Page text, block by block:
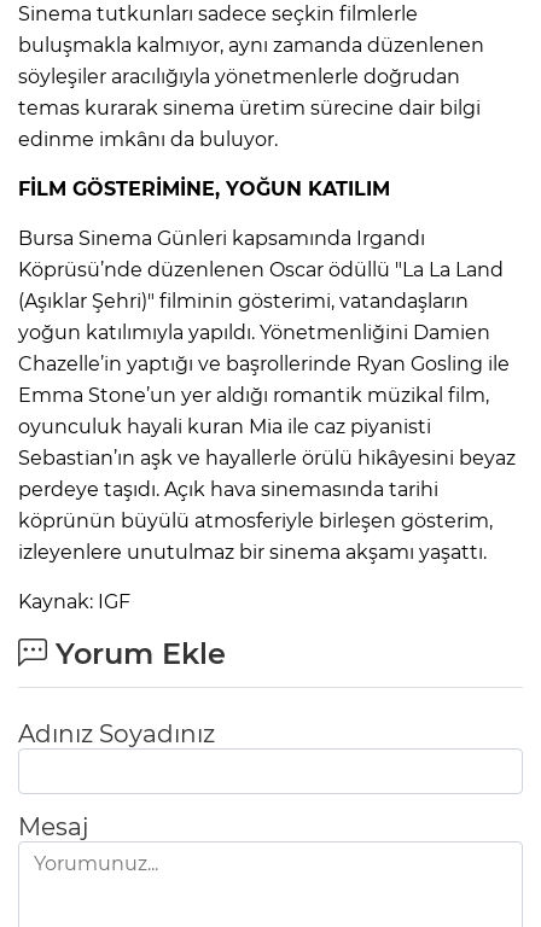
Sinema tutkunları sadece seçkin filmlerle
buluşmakla kalmıyor, aynı zamanda düzenlenen
söyleşiler aracılığıyla yönetmenlerle doğrudan
temas kurarak sinema üretim sürecine dair bilgi
edinme imkânı da buluyor.
FİLM GÖSTERİMİNE, YOĞUN KATILIM
Bursa Sinema Günleri kapsamında Irgandı
Köprüsü’nde düzenlenen Oscar ödüllü "La La Land
(Aşıklar Şehri)" filminin gösterimi, vatandaşların
yoğun katılımıyla yapıldı. Yönetmenliğini Damien
Chazelle’in yaptığı ve başrollerinde Ryan Gosling ile
Emma Stone’un yer aldığı romantik müzikal film,
oyunculuk hayali kuran Mia ile caz piyanisti
Sebastian’ın aşk ve hayallerle örülü hikâyesini beyaz
perdeye taşıdı. Açık hava sinemasında tarihi
köprünün büyülü atmosferiyle birleşen gösterim,
izleyenlere unutulmaz bir sinema akşamı yaşattı.
Kaynak: IGF
Yorum Ekle
Adınız Soyadınız
Mesaj